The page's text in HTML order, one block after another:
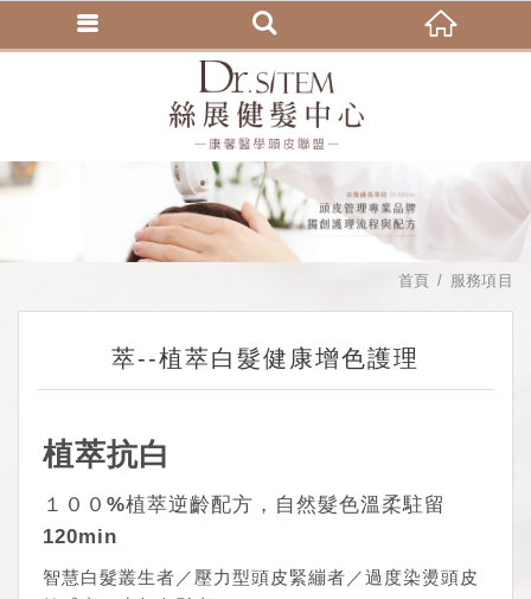
首頁 服務項目
萃--植萃白髮健康增色護理
植萃抗白
１００%植萃逆齡配方，自然髮色溫柔駐留
120min
智慧白髮叢生者／ 壓力型頭皮緊繃者／過度染燙頭皮